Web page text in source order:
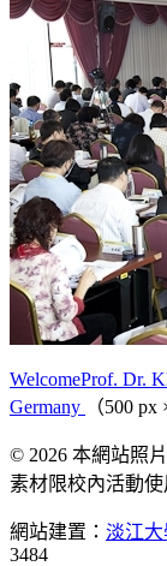
WelcomeProf. Dr.
Germany
（500
© 2026 本網站照
素材限校內活動
網站建置： 淡江大
3484